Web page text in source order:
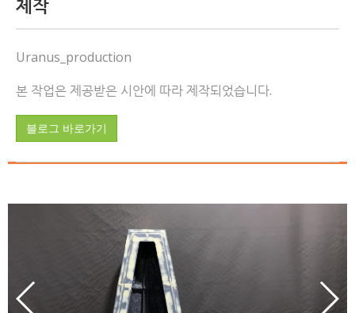
제작
Uranus_production
본 작업은 제공받은 시안에 따라 제작되었습니다.
블로그 바로가기